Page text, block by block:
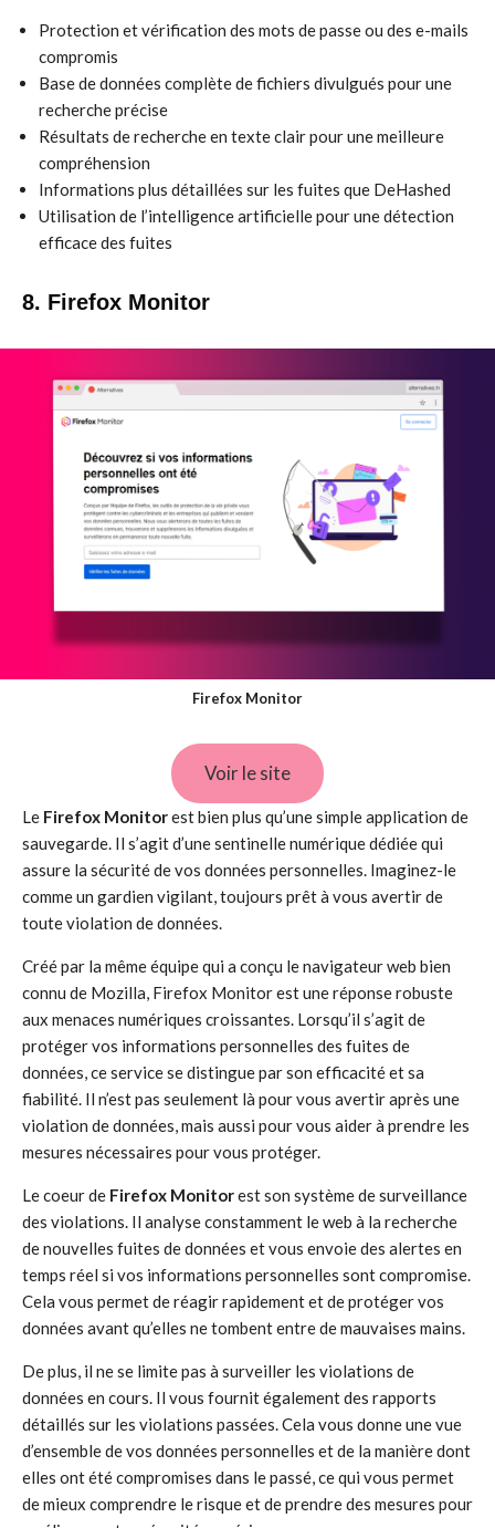
Protection et vérification des mots de passe ou des e-mails
compromis
Base de données complète de fichiers divulgués pour une
recherche précise
Résultats de recherche en texte clair pour une meilleure
compréhension
Informations plus détaillées sur les fuites que DeHashed
Utilisation de l’intelligence artificielle pour une détection
efficace des fuites
8. Firefox Monitor
Firefox Monitor
Voir le site
Le Firefox Monitorest bien plus qu’une simple application de
sauvegarde. Il s’agit d’une sentinelle numérique dédiée qui
assure la sécurité de vos données personnelles. Imaginez-le
comme un gardien vigilant, toujours prêt à vous avertir de
toute violation de données.
Créé par la même équipe qui a conçu le navigateur web bien
connu de Mozilla, Firefox Monitor est une réponse robuste
aux menaces numériques croissantes. Lorsqu’il s’agit de
protéger vos informations personnelles des fuites de
données, ce service se distingue par son efficacité et sa
fiabilité. Il n’est pas seulement là pour vous avertir après une
violation de données, mais aussi pour vous aider à prendre les
mesures nécessaires pour vous protéger.
Le coeur de Firefox Monitorest son système de surveillance
des violations. Il analyse constamment le web à la recherche
de nouvelles fuites de données et vous envoie des alertes en
temps réel si vos informations personnelles sont compromise.
Cela vous permet de réagir rapidement et de protéger vos
données avant qu’elles ne tombent entre de mauvaises mains.
De plus, il ne se limite pas à surveiller les violations de
données en cours. Il vous fournit également des rapports
détaillés sur les violations passées. Cela vous donne une vue
d’ensemble de vos données personnelles et de la manière dont
elles ont été compromises dans le passé, ce qui vous permet
de mieux comprendre le risque et de prendre des mesures pour